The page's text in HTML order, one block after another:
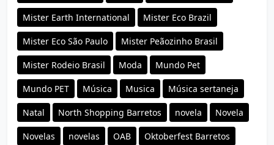
Mister Earth International Mister Eco Brazil
Mister Eco São Paulo Mister Peãozinho Brasil
Mister Rodeio Brasil Moda Mundo Pet
Mundo PET Música Musica Música sertaneja
Natal North Shopping Barretos novela Novela
Novelas novelas OAB Oktoberfest Barretos